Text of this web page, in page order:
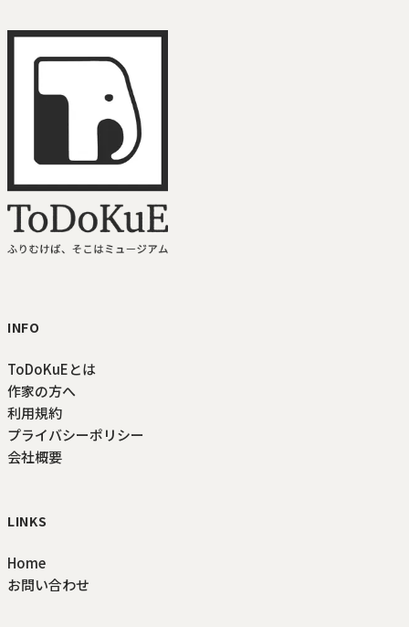
INFO
ToDoKuEとは
作家の方へ
利用規約
プライバシーポリシー
会社概要
LINKS
Home
お問い合わせ